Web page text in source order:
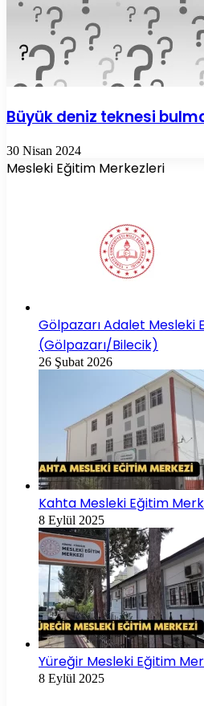
Büyük deniz teknesi
30 Nisan 2024
Mesleki Eğitim Merkezleri
Gölpazarı Adalet Mesleki
(Gölpazarı/Bilecik)
26 Şubat 2026
Kahta Mesleki Eğitim
8 Eylül 2025
Yüreğir Mesleki Eğitim
8 Eylül 2025